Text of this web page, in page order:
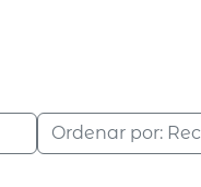
Ordenar por: